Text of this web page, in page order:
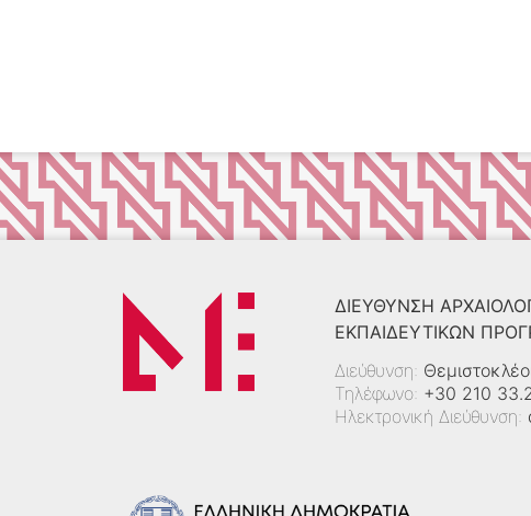
ΔΙΕΎΘΥΝΣΗ
ΕΚΠΑΙΔΕΥΤΙΚΏΝ
Διεύθυνση:
Τηλέφωνο: +30 210
Ηλεκτρονική Διεύθυνση: